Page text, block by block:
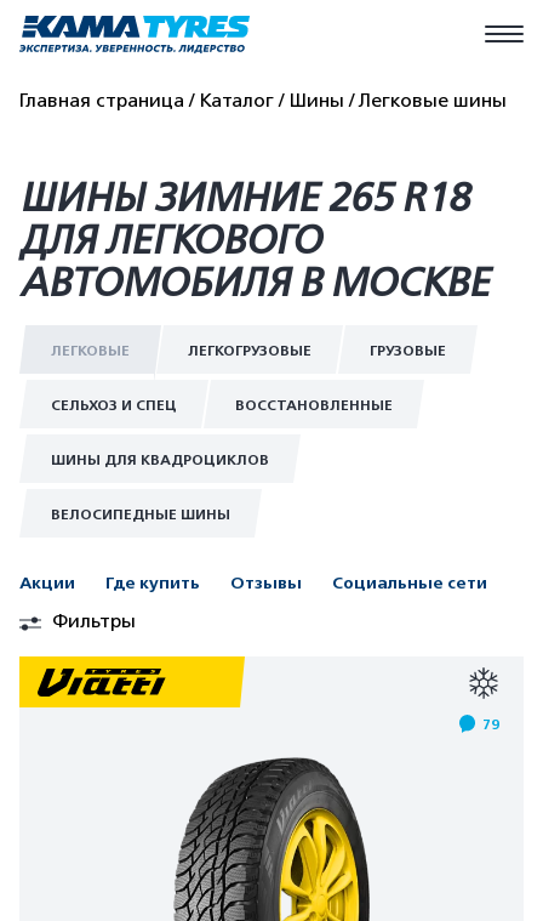
Главная страница Каталог Шины Легковые шины
ШИНЫ ЗИМНИЕ 265 R18
ДЛЯ ЛЕГКОВОГО
АВТОМОБИЛЯ В МОСКВЕ
ЛЕГКОВЫЕ ЛЕГКОГРУЗОВЫЕ ГРУЗОВЫЕ
СЕЛЬХОЗ И СПЕЦ ВОССТАНОВЛЕННЫЕ
ШИНЫ ДЛЯ КВАДРОЦИКЛОВ
ВЕЛОСИПЕДНЫЕ ШИНЫ
Акции Где купить Отзывы Социальные сети
Фильтры
79